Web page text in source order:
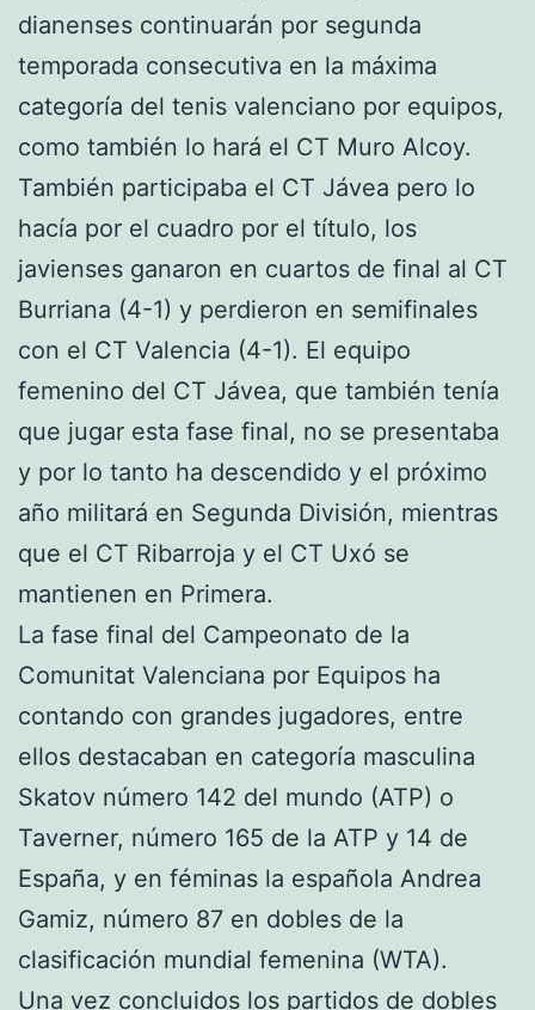
dianenses continuarán por segunda
temporada consecutiva en la máxima
categoría del tenis valenciano por equipos,
como también lo hará el CT Muro Alcoy.
También participaba el CT Jávea pero lo
hacía por el cuadro por el título, los
javienses ganaron en cuartos de final al CT
Burriana (4-1) y perdieron en semifinales
con el CT Valencia (4-1). El equipo
femenino del CT Jávea, que también tenía
que jugar esta fase final, no se presentaba
y por lo tanto ha descendido y el próximo
año militará en Segunda División, mientras
que el CT Ribarroja y el CT Uxó se
mantienen en Primera.
La fase final del Campeonato de la
Comunitat Valenciana por Equipos ha
contando con grandes jugadores, entre
ellos destacaban en categoría masculina
Skatov número 142 del mundo (ATP) o
Taverner, número 165 de la ATP y 14 de
España, y en féminas la española Andrea
Gamiz, número 87 en dobles de la
clasificación mundial femenina (WTA).
Una vez concluidos los partidos de dobles